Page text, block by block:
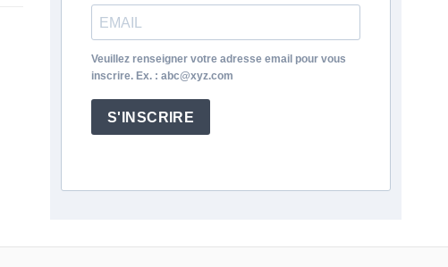
Veuillez renseigner votre adresse email pour vous
inscrire. Ex. : abc@xyz.com
S'INSCRIRE